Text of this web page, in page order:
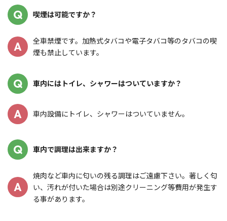
Q 喫煙は可能ですか？
A
全車禁煙です。加熱式タバコや電子タバコ等のタバコの喫
煙も禁止しています。
Q 車内にはトイレ、シャワーはついていますか？
A 車内設備にトイレ、シャワーはついていません。
Q 車内で調理は出来ますか？
A
焼肉など車内に匂いの残る調理はご遠慮下さい。著しく匂
い、汚れが付いた場合は別途クリーニング等費用が発生す
る事があります。